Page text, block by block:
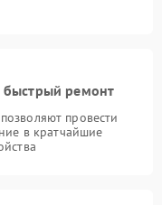
быстрый ремонт
провести
в кратчайшие